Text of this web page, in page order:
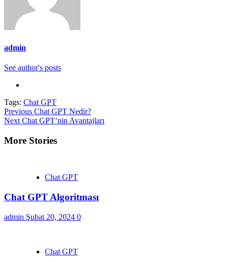
admin
See author's posts
Tags: Chat GPT
Continue
Reading
Previous Chat GPT Nedir?
Next Chat GPT’nin Avantajları
More Stories
Chat GPT
Chat GPT Algoritması
admin Şubat 20, 2024 0
Chat GPT